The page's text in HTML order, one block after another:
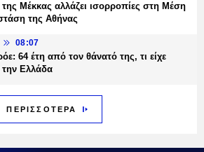
Μέκκας αλλάζει ισορροπίες στη Μέση
της Αθήνας
08:07
64 έτη από τον θάνατό της, τι είχε
την Ελλάδα
ΠΕΡΙΣΣΟΤΕΡΑ